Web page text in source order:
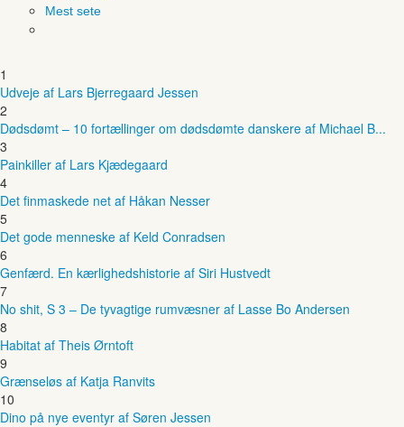
Mest sete
1
Udveje af Lars Bjerregaard Jessen
2
Dødsdømt – 10 fortællinger om dødsdømte danskere af Michael B...
3
Painkiller af Lars Kjædegaard
4
Det finmaskede net af Håkan Nesser
5
Det gode menneske af Keld Conradsen
6
Genfærd. En kærlighedshistorie af Siri Hustvedt
7
No shit, S 3 – De tyvagtige rumvæsner af Lasse Bo Andersen
8
Habitat af Theis Ørntoft
9
Grænseløs af Katja Ranvits
10
Dino på nye eventyr af Søren Jessen